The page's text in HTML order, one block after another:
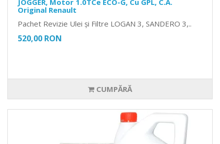
JOGGER, Motor 1.0TCe ECO-G, Cu GPL, C.A.
Original Renault
Pachet Revizie Ulei și Filtre LOGAN 3, SANDERO 3,..
520,00 RON
CUMPĂRĂ